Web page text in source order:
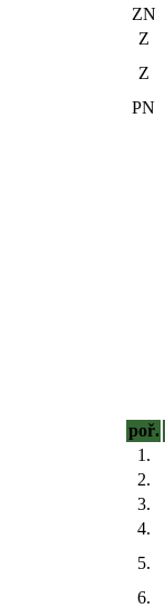
ZN
Z
Z
PN
poř.
1.
2.
3.
4.
5.
6.